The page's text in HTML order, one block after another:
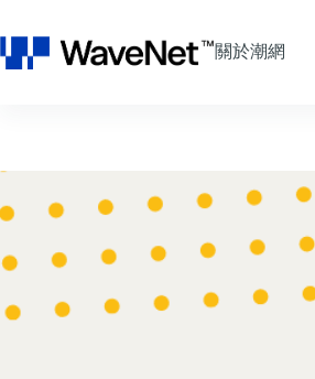
至
主
關於潮網